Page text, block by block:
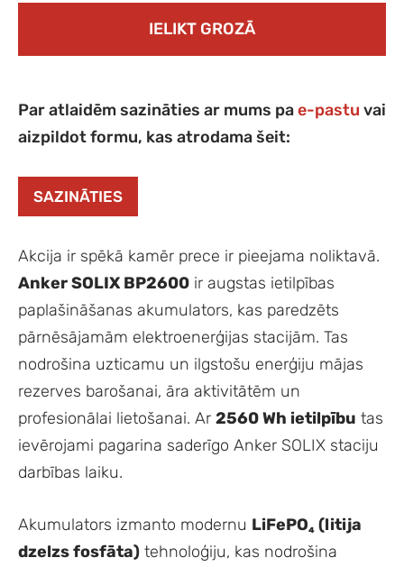
IELIKT GROZĀ
Par atlaidēm sazināties ar mums pae-pastu vai
aizpildot formu, kas atrodama šeit:
SAZINĀTIES
Akcija ir spēkā kamēr prece ir pieejama noliktavā.
Anker SOLIX BP2600 ir augstas ietilpības
paplašināšanas akumulators, kas paredzēts
pārnēsājamām elektroenerģijas stacijām. Tas
nodrošina uzticamu un ilgstošu enerģiju mājas
rezerves barošanai, āra aktivitātēm un
profesionālai lietošanai. Ar 2560 Wh ietilpību tas
ievērojami pagarina saderīgo Anker SOLIX staciju
darbības laiku.
Akumulators izmanto modernu LiFePO₄ (litija
dzelzs fosfāta) tehnoloģiju, kas nodrošina